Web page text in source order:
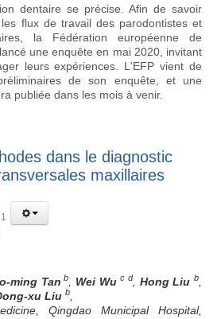
dentaire se précise. Afin de savoir
flux de travail des parodontistes et
la Fédération européenne de
une enquête en mai 2020, invitant
leurs expériences. L'EFP vient de
de son enquête, et une
publiée dans les mois à venir.
dans le diagnostic
maxillaires
ming Tan b Wei Wu c d Hong Liu b
xu Liu b
Qingdao Municipal Hospital,